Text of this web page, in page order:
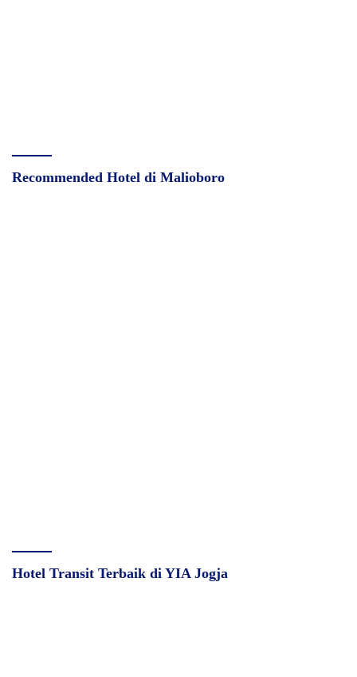
Recommended Hotel di Malioboro
Hotel Transit Terbaik di YIA Jogja